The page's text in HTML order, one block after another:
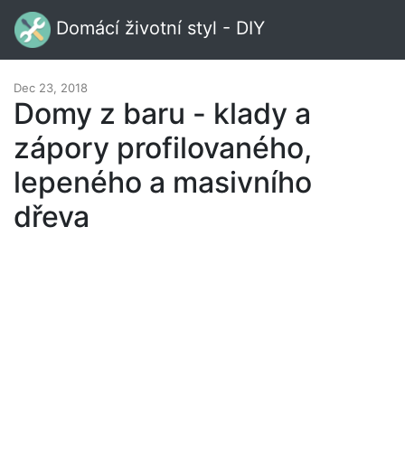
Domácí životní styl - DIY
Dec 23, 2018
Domy z baru - klady a
zápory profilovaného, ​​
lepeného a masivního
dřeva